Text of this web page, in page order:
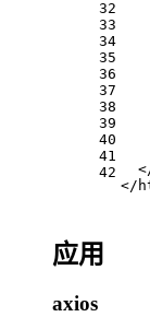
32
33
34
35
36
37
38
39
40
41
42
</
应用
axios